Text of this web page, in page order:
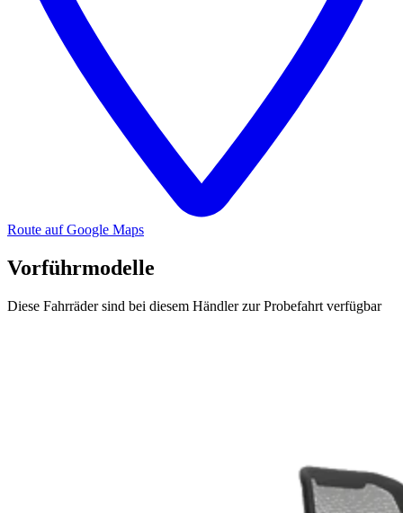
Route auf Google Maps
Vorführmodelle
Diese Fahrräder sind bei diesem Händler zur Probefahrt verfügbar